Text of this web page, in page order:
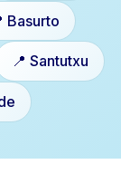
Basurto
📍 Santutxu